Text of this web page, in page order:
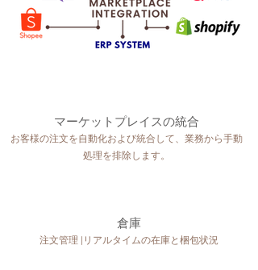
マーケットプレイスの統合
お客様の注文を自動化および統合して、業務から手動
処理を排除します。
倉庫
注文管理 |リアルタイムの在庫と梱包状況